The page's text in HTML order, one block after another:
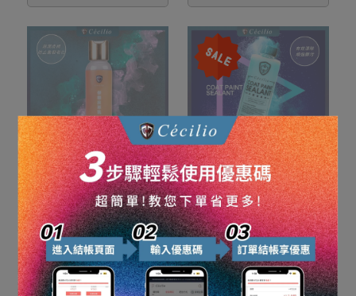
【Cécilio】保濕皮革乳
NT$80
매진
【Cécilio】封體覆膜劑
NT$785NT$790
매진